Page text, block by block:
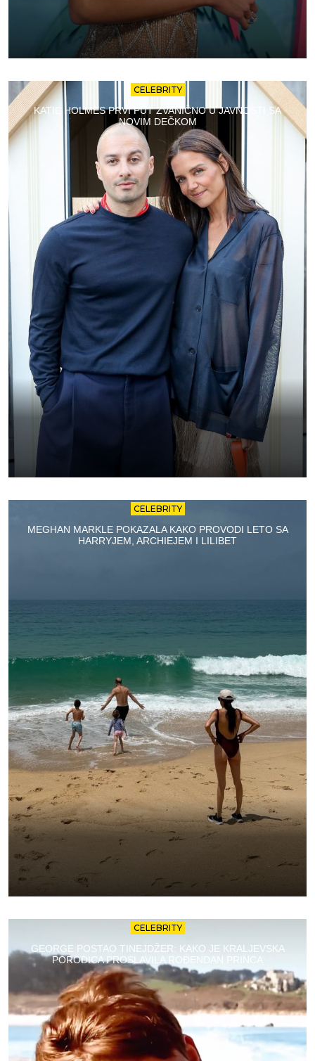
CELEBRITY
KATIE HOLMES PRVI PUT ZVANIČNO U JAVNOSTI SA
NOVIM DEČKOM
CELEBRITY
MEGHAN MARKLE POKAZALA KAKO PROVODI LETO SA
HARRYJEM, ARCHIEJEM I LILIBET
CELEBRITY
GEORGE POSTAO TINEJDŽER: KAKO JE KRALJEVSKA
PORODICA PROSLAVILA ROĐENDAN PRINCA